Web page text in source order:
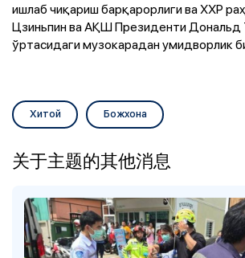
ишлаб чиқариш барқарорлиги ва ХХР
Цзиньпин ва АҚШ Президенти Дональд
ўртасидаги музокарадан умидворлик
Хитой Божхона
关于主题的其他消息